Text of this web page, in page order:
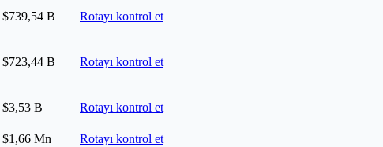
$739,54 B Rotayı kontrol et
$723,44 B Rotayı kontrol et
$3,53 B Rotayı kontrol et
$1,66 Mn
Rotayı kontrol et